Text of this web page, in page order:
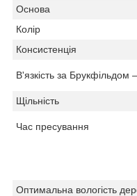
Основа
Колір
Консистенція
В'язкість за Брукфільдом
Щільність
Час пресування
Оптимальна вологість